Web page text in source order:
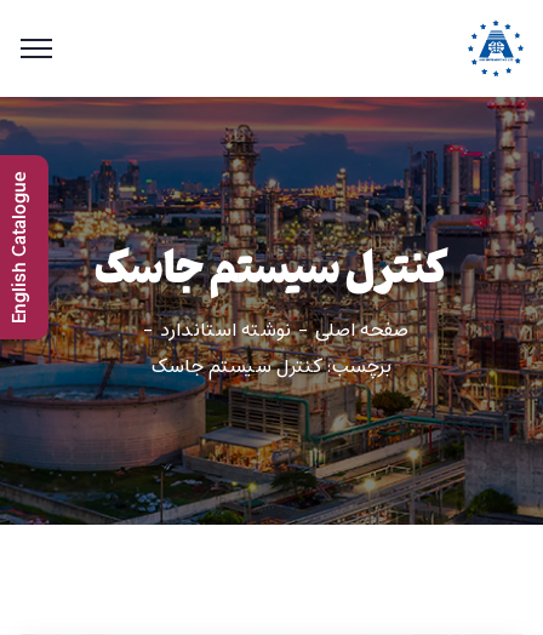
کنترل سیستم جاسک
صفحه اصلی
نوشته استاندارد
برچسب: کنترل سیستم جاسک
English Catalogue